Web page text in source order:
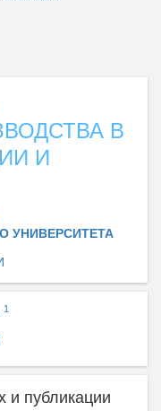
В
И
УНИВЕРСИТЕТА
1
и публикации